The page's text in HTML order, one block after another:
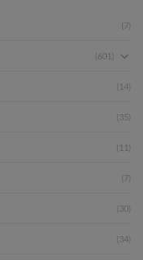
(7)
(601)
(14)
(35)
(11)
(7)
(30)
(34)